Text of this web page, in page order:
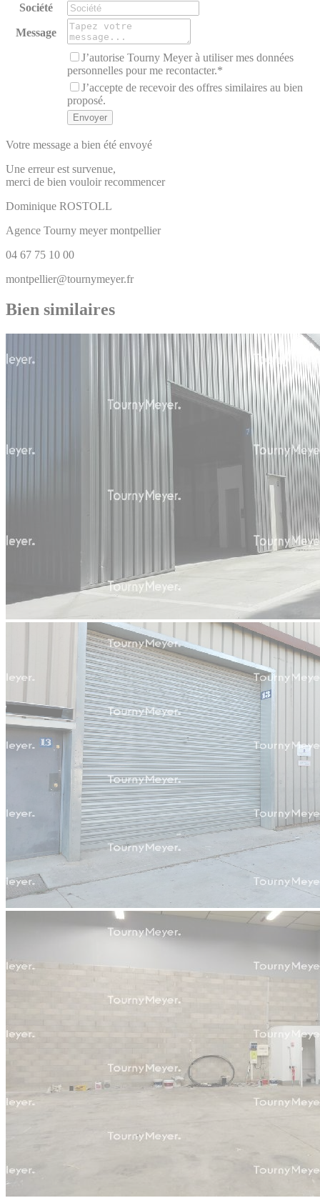
Société
Message
J’autorise Tourny Meyer à utiliser mes données
personnelles pour me recontacter.*
J’accepte de recevoir des offres similaires au bien
proposé.
Votre message a bien été envoyé
Une erreur est survenue,
merci de bien vouloir recommencer
Dominique ROSTOLL
Agence Tourny meyer montpellier
04 67 75 10 00
montpellier@tournymeyer.fr
Bien similaires